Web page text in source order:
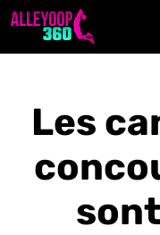
Aller
Les